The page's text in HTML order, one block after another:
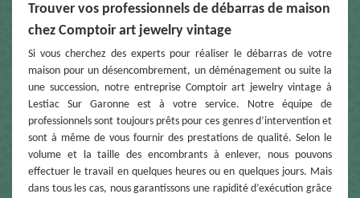
Trouver vos professionnels de débarras de maison
chez Comptoir art jewelry vintage
Si vous cherchez des experts pour réaliser le débarras de votre
maison pour un désencombrement, un déménagement ou suite la
une succession, notre entreprise Comptoir art jewelry vintage à
Lestiac Sur Garonne est à votre service. Notre équipe de
professionnels sont toujours prêts pour ces genres d’intervention et
sont à même de vous fournir des prestations de qualité. Selon le
volume et la taille des encombrants à enlever, nous pouvons
effectuer le travail en quelques heures ou en quelques jours. Mais
dans tous les cas, nous garantissons une rapidité d’exécution grâce